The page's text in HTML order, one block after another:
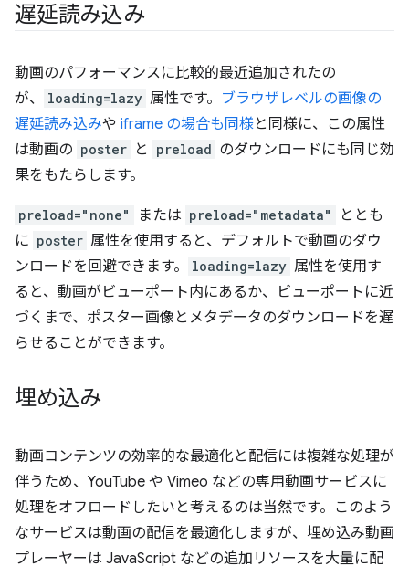
遅延読み込み
動画のパフォーマンスに比較的最近追加されたの
が、
loading=lazy 属性です。 ブラウザレベルの画像の
遅延読み込みや iframe の場合も同様と同様に、この属性
は動画の poster と preload のダウンロードにも同じ効
果をもたらします。
preload="none" または preload="metadata"
ととも
に poster 属性を使用すると、デフォルトで動画のダウ
ンロードを回避できます。
loading=lazy 属性を使用す
ると、動画がビューポート内にあるか、ビューポートに近
づくまで、ポスター画像とメタデータのダウンロードを遅
らせることができます。
埋め込み
動画コンテンツの効率的な最適化と配信には複雑な処理が
伴うため、YouTube や Vimeo などの専用動画サービスに
処理をオフロードしたいと考えるのは当然です。このよう
なサービスは動画の配信を最適化しますが、埋め込み動画
プレーヤーは JavaScript などの追加リソースを大量に配